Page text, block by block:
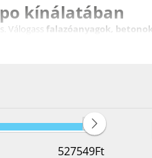
kínálatában
Válogass falazóanyagok,
527549Ft